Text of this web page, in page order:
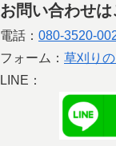
お問い合わせは
電話： 080-3520-
フォーム： 草刈り
LINE：